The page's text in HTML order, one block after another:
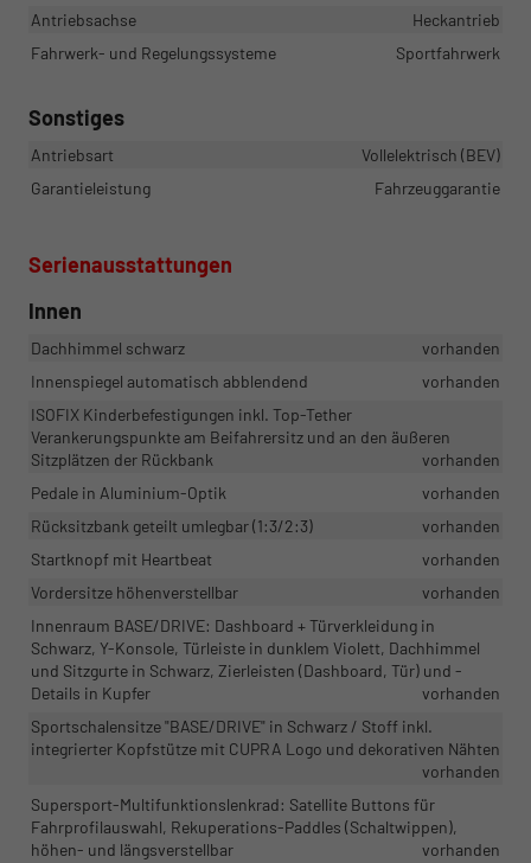
Antriebsachse
Heckantrieb
Fahrwerk- und Regelungssysteme
Sportfahrwerk
Sonstiges
Antriebsart
Vollelektrisch (BEV)
Garantieleistung
Fahrzeuggarantie
Serienausstattungen
Innen
Dachhimmel schwarz
vorhanden
Innenspiegel automatisch abblendend
vorhanden
ISOFIX Kinderbefestigungen inkl. Top-Tether
Verankerungspunkte am Beifahrersitz und an den äußeren
Sitzplätzen der Rückbank
vorhanden
Pedale in Aluminium-Optik
vorhanden
Rücksitzbank geteilt umlegbar (1:3/2:3)
vorhanden
Startknopf mit Heartbeat
vorhanden
Vordersitze höhenverstellbar
vorhanden
Innenraum BASE/DRIVE: Dashboard + Türverkleidung in
Schwarz, Y-Konsole, Türleiste in dunklem Violett, Dachhimmel
und Sitzgurte in Schwarz, Zierleisten (Dashboard, Tür) und -
Details in Kupfer
vorhanden
Sportschalensitze "BASE/DRIVE" in Schwarz / Stoff inkl.
integrierter Kopfstütze mit CUPRA Logo und dekorativen Nähten
vorhanden
Supersport-Multifunktionslenkrad: Satellite Buttons für
Fahrprofilauswahl, Rekuperations-Paddles (Schaltwippen),
höhen- und längsverstellbar
vorhanden